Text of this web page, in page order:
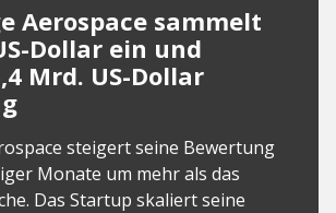
Aerospace sammelt
Dollar ein und
Mrd. US-Dollar
steigert seine Bewertung
Monate um mehr als das
Das Startup skaliert seine